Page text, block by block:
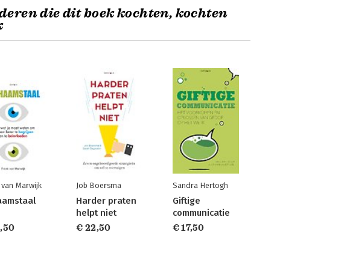
die dit boek kochten, kochten
Marwijk Job Boersma
Harder praten
helpt niet
€ 22,50
Sandra Hertogh
Giftige
communicatie
€ 17,50